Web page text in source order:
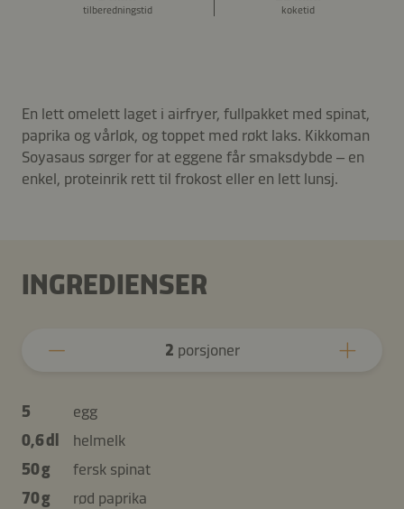
tilberedningstid koketid
En lett omelett laget i airfryer, fullpakket med spinat,
paprika og vårløk, og toppet med røkt laks. Kikkoman
Soyasaus sørger for at eggene får smaksdybde – en
enkel, proteinrik rett til frokost eller en lett lunsj.
INGREDIENSER
2 porsjoner
5
egg
0,6 dl
helmelk
50 g
fersk spinat
70 g
rød paprika